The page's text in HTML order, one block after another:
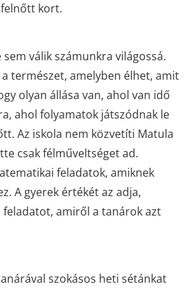
kort.
válik számunkra világossá.
természet, amelyben élhet, amit
olyan állása van, ahol van idő
ahol folyamatok játszódnak le
Az iskola nem közvetíti Matula
csak félműveltséget ad.
feladatok, amiknek
A gyerek értékét az adja,
feladatot, amiről a tanárok azt
szokásos heti sétánkat